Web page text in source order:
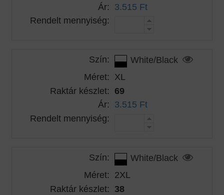
Ár: 3.515 Ft
Rendelt mennyiség:
Szín:
White/Black
Méret: XL
Raktár készlet: 69
Ár: 3.515 Ft
Rendelt mennyiség:
Szín:
White/Black
Méret: 2XL
Raktár készlet: 38